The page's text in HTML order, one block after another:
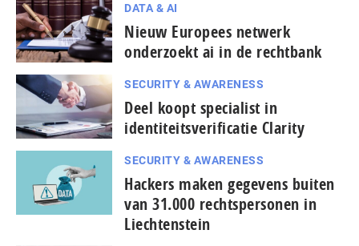
DATA & AI
Nieuw Europees netwerk
onderzoekt ai in de rechtbank
SECURITY & AWARENESS
Deel koopt specialist in
identiteitsverificatie Clarity
SECURITY & AWARENESS
Hackers maken gegevens buiten
van 31.000 rechtspersonen in
Liechtenstein